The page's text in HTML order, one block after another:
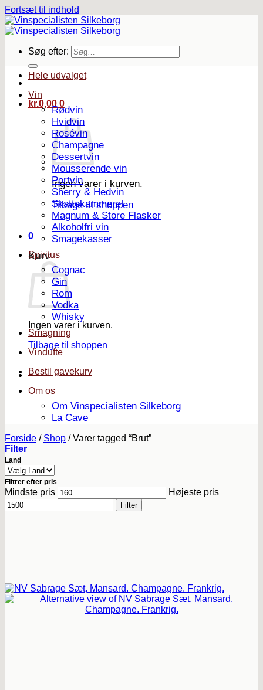
Fortsæt til indhold
Søg efter:
kr.0,00 0
Ingen varer i kurven.
Tilbage til shoppen
0
Kurv
Ingen varer i kurven.
Tilbage til shoppen
Hele udvalget
Vin
Rødvin
Hvidvin
Rosévin
Champagne
Dessertvin
Mousserende vin
Portvin
Sherry & Hedvin
Skattekammeret
Magnum & Store Flasker
Alkoholfri vin
Smagekasser
Spiritus
Cognac
Gin
Rom
Vodka
Whisky
Smagning
Vindufte
Bestil gavekurv
Om os
Om Vinspecialisten Silkeborg
La Cave
Forside / Shop /Varer tagged “Brut”
Filter
Land
Filtrer efter pris
Mindste pris Højeste pris
Filter